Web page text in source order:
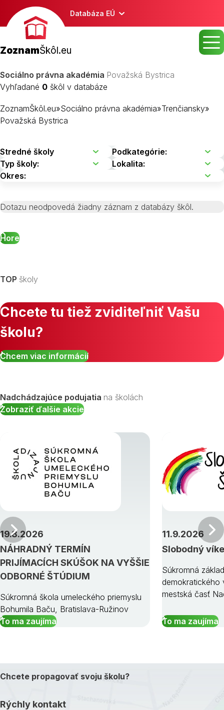
Databáza EÚ
ZoznamŠkôl.eu
Sociálno právna akadémia Považská Bystrica
Vyhľadané 0 škôl v databáze
ZoznamŠkôl.eu»Sociálno právna akadémia»Trenčiansky»
Považská Bystrica
Dotazu neodpovedá žiadny záznam z databázy škôl.
Hore
TOP školy
Chcete tu tiež zviditeľniť Vašu
školu?
Chcem viac informácií
Nadchádzajúce podujatia na školách
Zobraziť ďalšie akcie
NÁHRADNÝ TERMÍN
PRIJÍMACÍCH SKÚŠOK NA VYŠŠIE
ODBORNÉ ŠTÚDIUM
19.8.2026
Súkromná škola umeleckého priemyslu
Bohumila Baču, Bratislava-Ružinov
To ma zaujíma
Slobodný
11.9.2026
Súkromná
demokratického
mestská časť
To ma zaujíma
Predchádzajúci
Chcete propagovať svoju školu?
Rýchly kontakt